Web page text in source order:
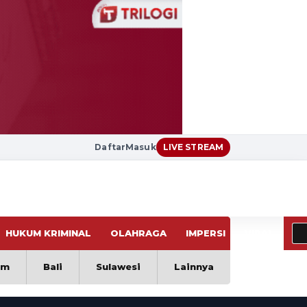
DaftarMasuk LIVE STREAM
HUKUM KRIMINAL OLAHRAGA IMPERSI
Bali Sulawesi Lainnya